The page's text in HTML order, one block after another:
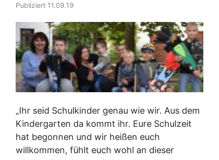
Publiziert 11.09.19
„Ihr seid Schulkinder genau wie wir. Aus dem
Kindergarten da kommt ihr. Eure Schulzeit
hat begonnen und wir heißen euch
willkommen, fühlt euch wohl an dieser